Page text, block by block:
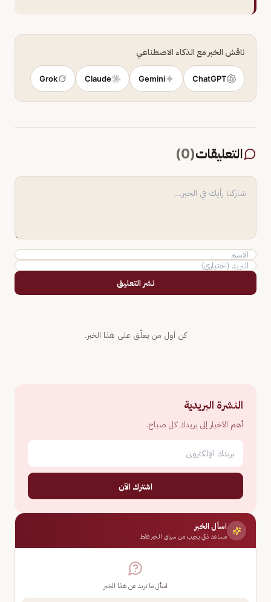
ناقش الخبر مع الذكاء الاصطناعي
ChatGPT
Gemini
Claude
Grok
التعليقات(
0
)
نشر التعليق
كن أول من يعلّق على هذا الخبر.
النشرة البريدية
أهم الأخبار إلى بريدك كل صباح.
اشترك الآن
اسأل الخبر
مساعد ذكي يجيب من سياق الخبر فقط
اسأل ما تريد عن هذا الخبر